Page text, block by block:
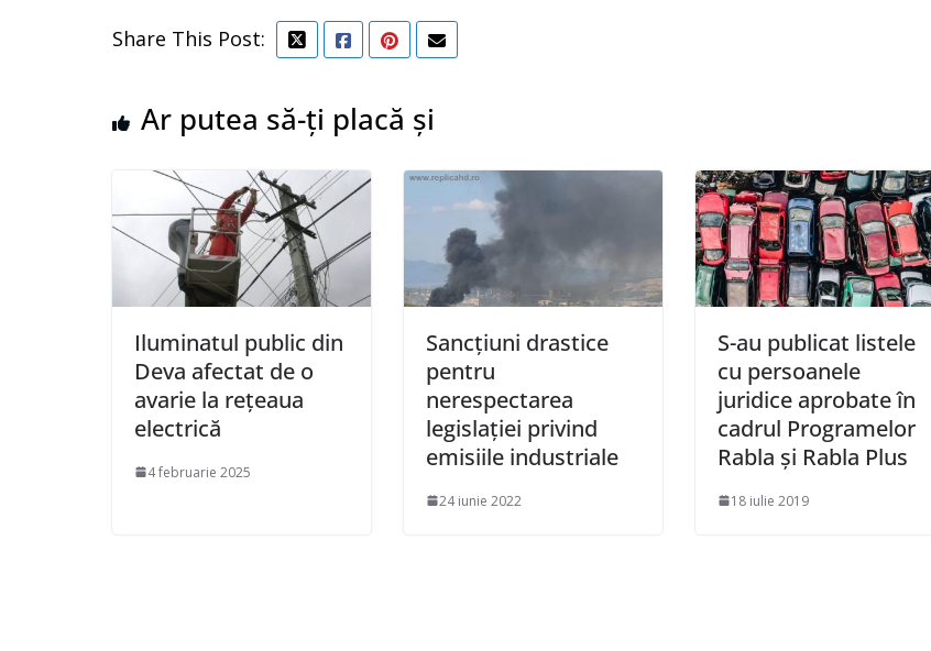
Share This Post:
Ar putea să-ți placă și
Iluminatul public din
Deva afectat de o
avarie la rețeaua
electrică
4 februarie 2025
Sancțiuni drastice
pentru
nerespectarea
legislaţiei privind
emisiile industriale
24 iunie 2022
S-au publicat listele
cu persoanele
juridice aprobate în
cadrul Programelor
Rabla şi Rabla Plus
18 iulie 2019